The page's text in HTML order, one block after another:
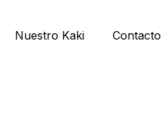
Nuestro Kaki Contacto